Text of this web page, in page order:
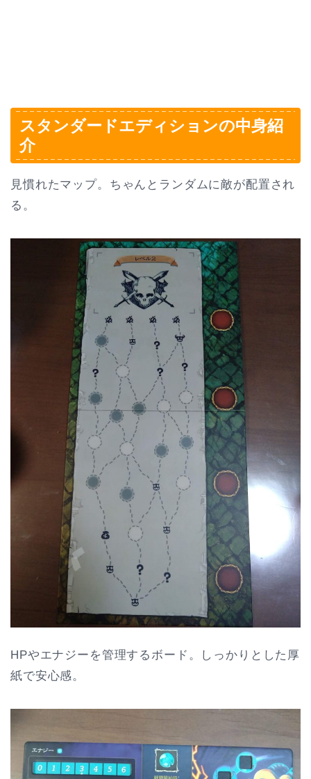
スタンダードエディションの中身紹
介
見慣れたマップ。ちゃんとランダムに敵が配置され
る。
HPやエナジーを管理するボード。しっかりとした厚
紙で安心感。